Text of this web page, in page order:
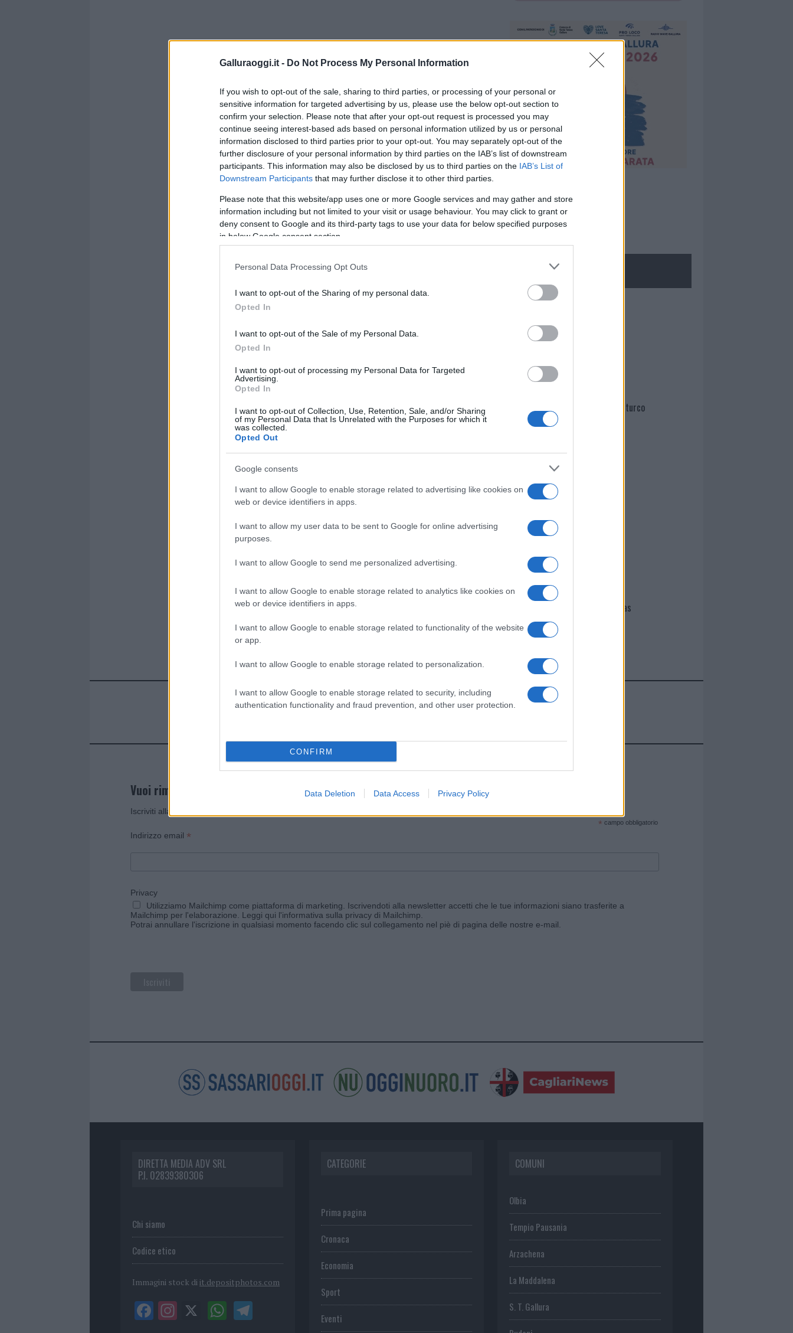
Galluraoggi.it - Do Not Process My Personal Information
If you wish to opt-out of the sale, sharing to third parties, or processing of your personal or
sensitive information for targeted advertising by us, please use the below opt-out section to
confirm your selection. Please note that after your opt-out request is processed you may
continue seeing interest-based ads based on personal information utilized by us or personal
information disclosed to third parties prior to your opt-out. You may separately opt-out of the
further disclosure of your personal information by third parties on the IAB’s list of downstream
participants. This information may also be disclosed by us to third parties on the IAB’s List of
Downstream Participants that may further disclose it to other third parties.
Please note that this website/app uses one or more Google services and may gather and store
information including but not limited to your visit or usage behaviour. You may click to grant or
deny consent to Google and its third-party tags to use your data for below specified purposes
in below Google consent section.
Personal Data Processing Opt Outs
I want to opt-out of the Sharing of my personal data.
Opted In
I want to opt-out of the Sale of my Personal Data.
Opted In
I want to opt-out of processing my Personal Data for Targeted
Advertising.
Opted In
I want to opt-out of Collection, Use, Retention, Sale, and/or Sharing
of my Personal Data that Is Unrelated with the Purposes for which it
was collected.
Opted Out
Google consents
I want to allow Google to enable storage related to advertising like cookies on
web or device identifiers in apps.
I want to allow my user data to be sent to Google for online advertising
purposes.
I want to allow Google to send me personalized advertising.
I want to allow Google to enable storage related to analytics like cookies on
web or device identifiers in apps.
I want to allow Google to enable storage related to functionality of the website
or app.
I want to allow Google to enable storage related to personalization.
I want to allow Google to enable storage related to security, including
authentication functionality and fraud prevention, and other user protection.
CONFIRM
Data Deletion Data Access Privacy Policy
NECROLOGIE
Martina Agostina Diturco
I nostri cari
I nostri cari
Giovannimaria Cabras
Invia un Comunicato Stampa|Pubblicità|Segnala
Vuoi rimanere sempre aggiornato?
Iscriviti alla newsletter di Gallura Oggi e ricevi le nostre email periodiche contenenti le ultime notizie pubblicate sul sito web!
* campo obbligatorio
Indirizzo email *
Privacy
Utilizziamo Mailchimp come piattaforma di marketing. Iscrivendoti alla newsletter accetti che le tue informazioni siano trasferite a
Mailchimp per l'elaborazione. Leggi qui l'informativa sulla privacy di Mailchimp
Potrai annullare l'iscrizione in qualsiasi momento facendo clic sul collegamento nel piè di pagina delle nostre e-mail.
DIRETTA MEDIA ADV SRL
P.I. 02839380306
Chi siamo
Codice etico
Immagini stock di it.depositphotos.com
CATEGORIE
Prima pagina
Cronaca
Economia
Sport
Eventi
COMUNI
Olbia
Tempio Pausania
Arzachena
La Maddalena
S. T. Gallura